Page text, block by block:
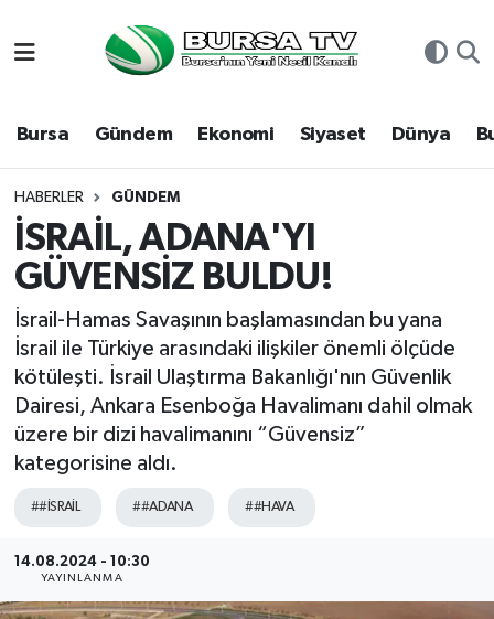
Bursa Gündem Ekonomi Siyaset Dünya
HABERLER GÜNDEM
İSRAİL, ADANA'YI
GÜVENSİZ BULDU!
İsrail-Hamas Savaşının başlamasından bu yana
İsrail ile Türkiye arasındaki ilişkiler önemli ölçüde
kötüleşti. İsrail Ulaştırma Bakanlığı'nın Güvenlik
Dairesi, Ankara Esenboğa Havalimanı dahil olmak
üzere bir dizi havalimanını “Güvensiz”
kategorisine aldı.
##İSRAİL ##ADANA ##HAVA
14.08.2024 - 10:30
YAYINLANMA
Bursa
Dünya
Eğitim
Ekonomi
Genel
Gündem
Magazin
Hava Durumu
Namaz Vakitleri
Trafik Durumu
Süper Lig Puan Durumu ve Fikstür
Tüm Manşetler
Son Dakika Haberleri
Haber Arşivi